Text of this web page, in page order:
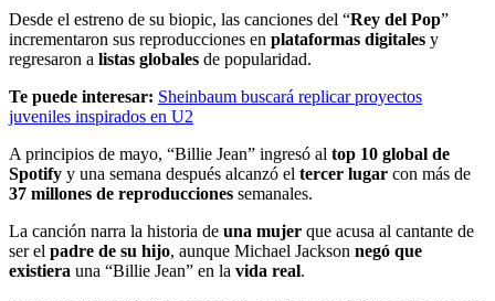
Desde el estreno de su biopic, las canciones del “Rey del Pop”
incrementaron sus reproducciones en plataformas digitales y
regresaron a listas globales de popularidad.
Te puede interesar: Sheinbaum buscará replicar proyectos
juveniles inspirados en U2
A principios de mayo, “Billie Jean” ingresó al top 10 global de
Spotify y una semana después alcanzó el tercer lugar con más de
37 millones de reproducciones semanales.
La canción narra la historia de una mujer que acusa al cantante de
ser el padre de su hijo, aunque Michael Jackson negó que
existiera una “Billie Jean” en la vida real.